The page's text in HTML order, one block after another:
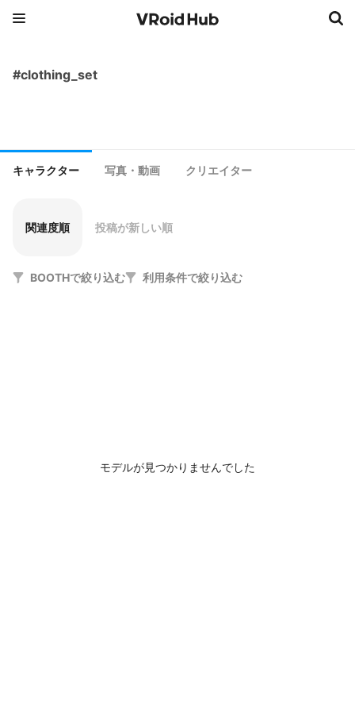
#clothing_set
キャラクター 写真・動画 クリエイター
関連度順 投稿が新しい順
BOOTHで絞り込む 利用条件で絞り込む
モデルが見つかりませんでした